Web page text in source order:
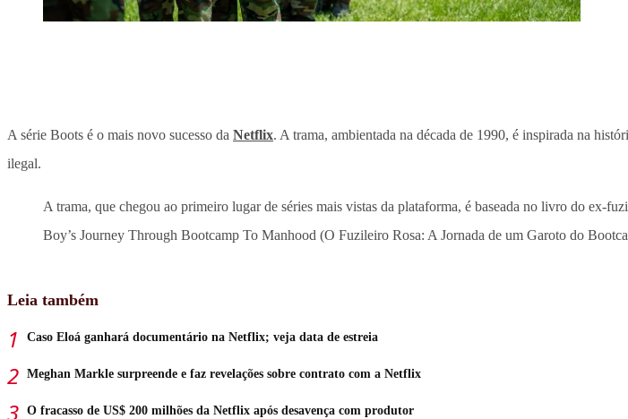
A série Boots é o mais novo sucesso da Netflix. A trama, ambientada na década de 1990, é inspirada na
ilegal.
A trama, que chegou ao primeiro lugar de séries mais vistas da plataforma, é baseada no livro do ex-
Boy’s Journey Through Bootcamp To Manhood (O Fuzileiro Rosa: A Jornada de um Garoto do
Leia também
Caso Eloá ganhará documentário na Netflix; veja data de estreia
Meghan Markle surpreende e faz revelações sobre contrato com a Netflix
O fracasso de US$ 200 milhões da Netflix após desavença com produtor